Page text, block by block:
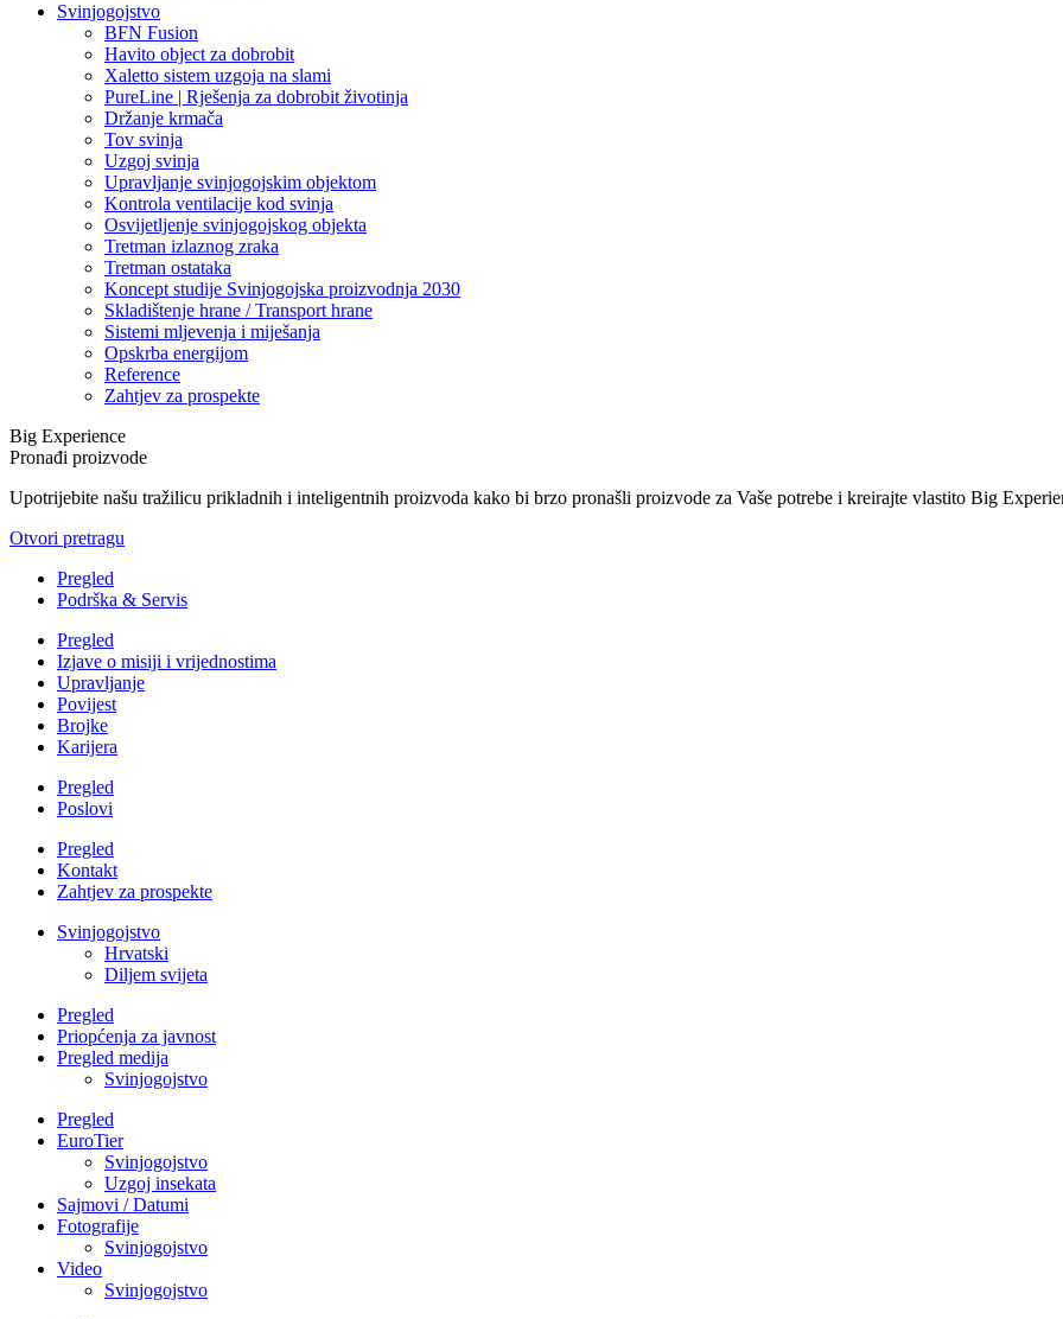
Svinjogojstvo
BFN Fusion
Havito object za dobrobit
Xaletto sistem uzgoja na slami
PureLine | Rješenja za dobrobit životinja
Držanje krmača
Tov svinja
Uzgoj svinja
Upravljanje svinjogojskim objektom
Kontrola ventilacije kod svinja
Osvijetljenje svinjogojskog objekta
Tretman izlaznog zraka
Tretman ostataka
Koncept studije Svinjogojska proizvodnja 2030
Skladištenje hrane / Transport hrane
Sistemi mljevenja i miješanja
Opskrba energijom
Reference
Zahtjev za prospekte
Big Experience
Pronađi proizvode
Upotrijebite našu tražilicu prikladnih i inteligentnih proizvoda kako bi brzo pronašli proizvode za Vaše potrebe i kreirajte vlastito Big
Otvori pretragu
Pregled
Podrška & Servis
Pregled
Izjave o misiji i vrijednostima
Upravljanje
Povijest
Brojke
Karijera
Pregled
Poslovi
Pregled
Kontakt
Zahtjev za prospekte
Svinjogojstvo
Hrvatski
Diljem svijeta
Pregled
Priopćenja za javnost
Pregled medija
Svinjogojstvo
Pregled
EuroTier
Svinjogojstvo
Uzgoj insekata
Sajmovi / Datumi
Fotografije
Svinjogojstvo
Video
Svinjogojstvo